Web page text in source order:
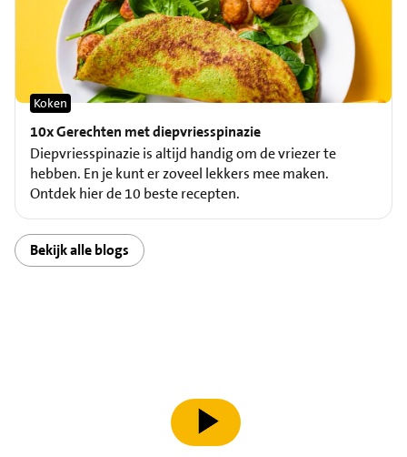
10x Gerechten met diepvriesspinazie
Koken
Diepvriesspinazie is altijd handig om de vriezer te
hebben. En je kunt er zoveel lekkers mee maken.
Ontdek hier de 10 beste recepten.
Bekijk alle blogs
speel video af